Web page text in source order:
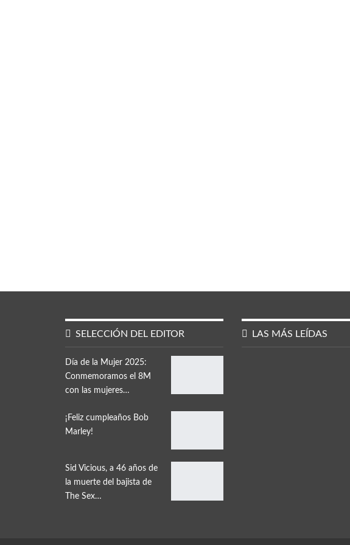
SELECCIÓN DEL EDITOR
Día de la Mujer 2025:
Conmemoramos el 8M
con las mujeres…
¡Feliz cumpleaños Bob
Marley!
Sid Vicious, a 46 años de
la muerte del bajista de
The Sex…
LAS MÁS LEÍDAS